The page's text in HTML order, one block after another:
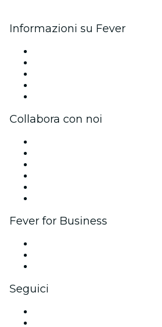
Informazioni su Fever
Collabora con noi
Fever for Business
Seguici